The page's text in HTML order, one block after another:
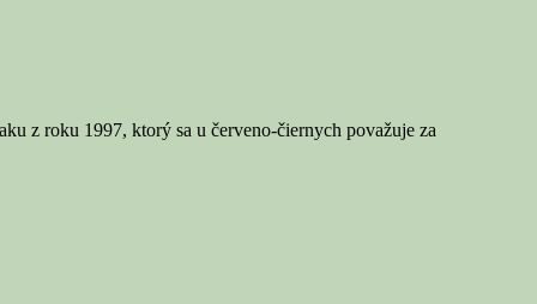
z roku 1997, ktorý sa u červeno-čiernych považuje za